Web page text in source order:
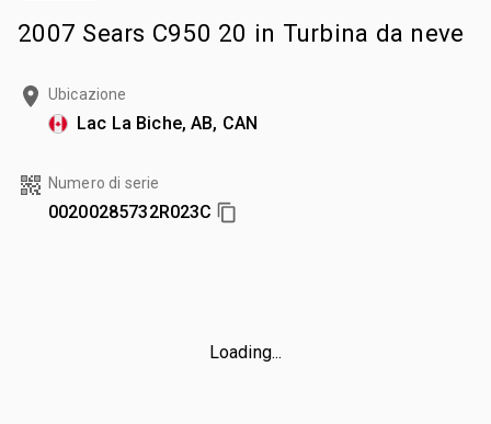
2007 Sears C950 20 in Turbina da neve
Ubicazione
Lac La Biche, AB, CAN
Numero di serie
00200285732R023C
Loading...